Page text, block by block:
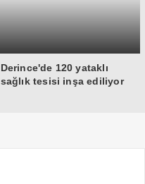
Derince'de 120 yataklı
sağlık tesisi inşa ediliyor